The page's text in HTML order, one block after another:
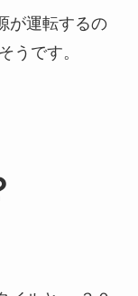
が運転するの
うです。